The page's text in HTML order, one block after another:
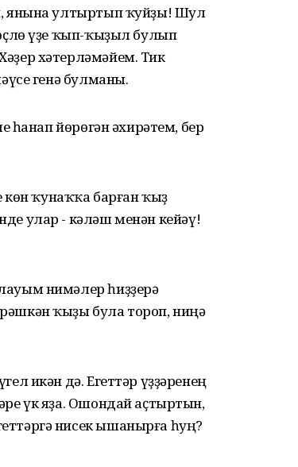
янына ултыртып ҡуйҙы! Шул
үҙе ҡып-ҡыҙыл булып
хәтер­ләмәйем. Тик
генә булманы.
һанап йөрөгән әхирәтем, бер
көн ҡунаҡҡа барған ҡыҙ
улар - кәләш менән кейәү!
нимәлер һиҙҙерә
ҡыҙы була тороп, ниңә
икән дә. Егеттәр үҙҙәренең
үк яҙа. Ошондай аҫтыртын,
нисек ышанырға һуң?